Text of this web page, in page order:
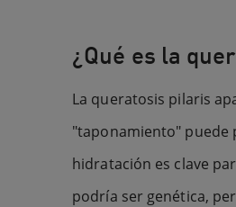
¿Qué es la
La queratosis pilaris
"taponamiento" puede
hidratación es clave
podría ser genética,